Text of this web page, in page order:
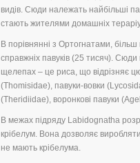
видів. Сюди належать найбільші
стають жителями домашніх
В порівнянні з Ортогнатами,
справжніх павуків (25 тисяч). Сюди
щелепах – це риса, що відрізняє цю
(Thomisidae), павуки-вовки
(Theridiidae), воронкові павуки
В межах підряду Labidognatha
крібелум. Вона дозволяє
не мають крібелума.